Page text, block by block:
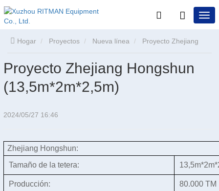
Hogar Proyectos Nueva línea
Hongshun (13,5m*2m*2,5m)
Proyecto Zhejiang Hongshun
(13,5m*2m*2,5m)
2024/05/27 16:46
Zhejiang Hongshun:
Tamaño de la tetera:
Producción: 80.000 TM